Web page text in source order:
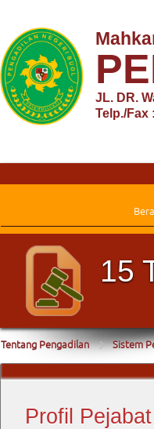
JL. DR.
Telp./Fax
15
Tentang Pengadilan Sistem
Profil